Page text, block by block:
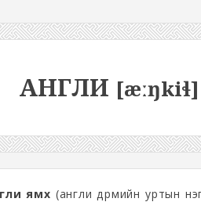
АНГЛИ [æːŋkiɬ]
ямх (англи дүрмийн уртын